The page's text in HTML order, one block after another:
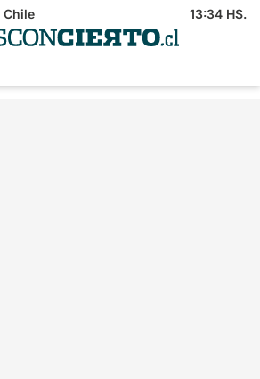
Chile 13:34 HS.